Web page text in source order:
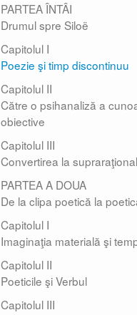
PARTEA ÎNTÂI
Drumul spre Siloë
Capitolul I
Poezie şi timp discontinuu
Capitolul II
Către o psihanaliză a
obiective
Capitolul III
Convertirea la
PARTEA A DOUA
De la clipa poetică la
Capitolul I
Imaginaţia materială şi
Capitolul II
Poeticile şi Verbul
Capitolul III